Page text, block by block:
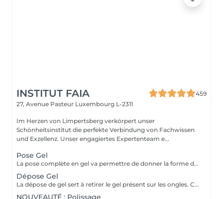
INSTITUT FAIA
459
27, Avenue Pasteur Luxembourg L-2311
Im Herzen von Limpertsberg verkörpert unser
Schönheitsinstitut die perfekte Verbindung von Fachwissen
und Exzellenz. Unser engagiertes Expertenteam e...
Pose Gel
La pose complète en gel va permettre de donner la forme désirée en rallongeant (ou pas) les ongles (préalablement préparés) soit par la technique du chablon (rallongement au gel) soit par les capsules. Ensuite vient la pose du gel qui sera façonné et enfin la pose de la couleur ou de la French.
Dépose Gel
La dépose de gel sert à retirer le gel présent sur les ongles. Cette prestation comprend uniquement le ponçage du gel et le raccourcissement des ongles.
NOUVEAUTÉ : Polissage